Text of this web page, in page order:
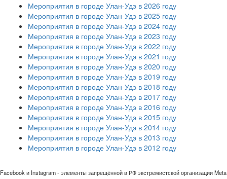
Мероприятия в городе Улан-Удэ в 2026 году
Мероприятия в городе Улан-Удэ в 2025 году
Мероприятия в городе Улан-Удэ в 2024 году
Мероприятия в городе Улан-Удэ в 2023 году
Мероприятия в городе Улан-Удэ в 2022 году
Мероприятия в городе Улан-Удэ в 2021 году
Мероприятия в городе Улан-Удэ в 2020 году
Мероприятия в городе Улан-Удэ в 2019 году
Мероприятия в городе Улан-Удэ в 2018 году
Мероприятия в городе Улан-Удэ в 2017 году
Мероприятия в городе Улан-Удэ в 2016 году
Мероприятия в городе Улан-Удэ в 2015 году
Мероприятия в городе Улан-Удэ в 2014 году
Мероприятия в городе Улан-Удэ в 2013 году
Мероприятия в городе Улан-Удэ в 2012 году
Facebook и Instagram - элементы запрещённой в РФ экстремистской организации Meta